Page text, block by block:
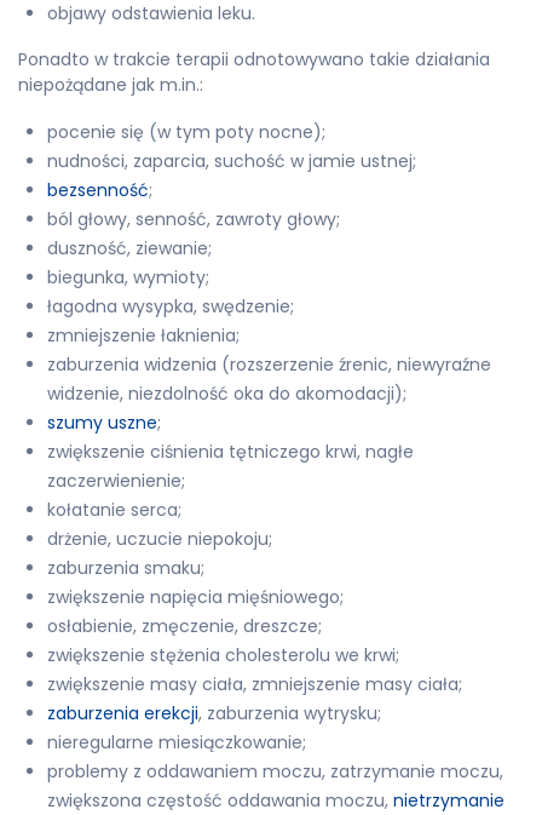
objawy odstawienia leku.
Ponadto w trakcie terapii odnotowywano takie działania
niepożądane jak m.in.:
pocenie się (w tym poty nocne);
nudności, zaparcia, suchość w jamie ustnej;
bezsenność;
ból głowy, senność, zawroty głowy;
duszność, ziewanie;
biegunka, wymioty;
łagodna wysypka, swędzenie;
zmniejszenie łaknienia;
zaburzenia widzenia (rozszerzenie źrenic, niewyraźne
widzenie, niezdolność oka do akomodacji);
szumy uszne;
zwiększenie ciśnienia tętniczego krwi, nagłe
zaczerwienienie;
kołatanie serca;
drżenie, uczucie niepokoju;
zaburzenia smaku;
zwiększenie napięcia mięśniowego;
osłabienie, zmęczenie, dreszcze;
zwiększenie stężenia cholesterolu we krwi;
zwiększenie masy ciała, zmniejszenie masy ciała;
zaburzenia erekcji, zaburzenia wytrysku;
nieregularne miesiączkowanie;
problemy z oddawaniem moczu, zatrzymanie moczu,
zwiększona częstość oddawania moczu, nietrzymanie